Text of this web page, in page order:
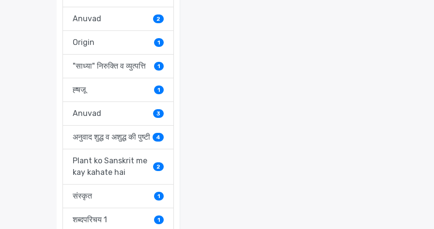
Anuvad 2
Origin 1
"साध्या" निरुक्ति व व्युत्पत्ति 1
ह्षजू 1
Anuvad 3
अनुवाद शुद्ध व अशुद्ध की पुष्टी 4
Plant ko Sanskrit me
kay kahate hai
2
संस्कृत 1
शब्दपरिचय 1 1